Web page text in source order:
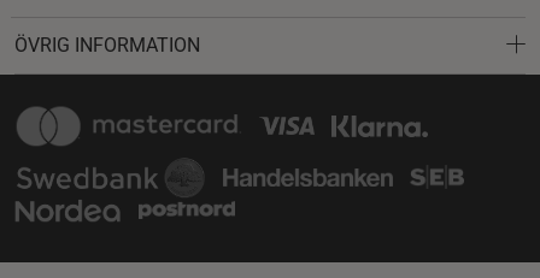
ÖVRIG INFORMATION